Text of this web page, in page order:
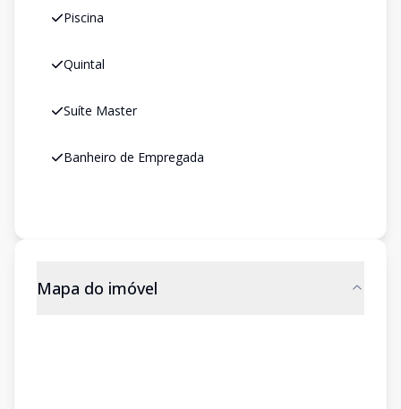
Piscina
Quintal
Suíte Master
Banheiro de Empregada
Mapa do imóvel